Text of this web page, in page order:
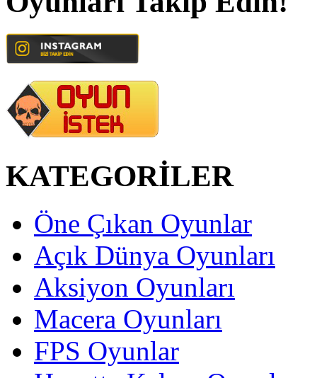
KATEGORİLER
Öne Çıkan Oyunlar
Açık Dünya Oyunları
Aksiyon Oyunları
Macera Oyunları
FPS Oyunlar